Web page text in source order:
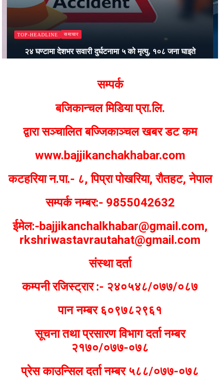
TOP-HEADLINE समाचार
२४ घण्टामा देशभर सवारी दुर्घटनामा ५ को मृत्यु, १०८ जना घाइते
सम्पर्क
बजिकान्चल मिडिया प्रा.लि.
द्वारा सञ्चालित बज्जिकाञ्चल खबर डट कम
www.bajjikanchakhabar.com
कटहरिया न.पा.- ८, पिप्रा पोखरिया, रौतहट, नेपाल
सम्पर्क नम्बर:- 9855042632
ईमेल:-bajjikanchalkhabar@gmail.com,
rkshriwastavrautahat@gmail.com
संस्था दर्ता
कम्पनी रजिस्ट्रार :- २४०५४८/०७७/०८७
पान नम्बर ६०९७८२९६१
सूचना तथा प्रसारण विभाग दर्ता नम्बर
२१७०/०७७-०७८
प्रेस काउन्सिल दर्ता नम्बर ५८८/०७७-०७८